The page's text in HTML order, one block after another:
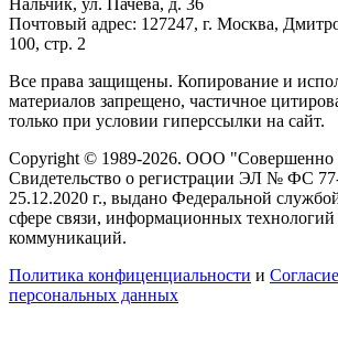
Почтовый адрес: 127247, г. Москва,
100, стр. 2
Все права защищены. Копирование и
материалов запрещено, частичное
только при условии гиперссылки на сайт.
Copyright © 1989-2026. ООО "Совершенно
Свидетельство о регистрации ЭЛ № ФС
25.12.2020 г., выдано Федеральной
сфере связи, информационных
коммуникаций.
Политика конфиценциальности и
персональных данных